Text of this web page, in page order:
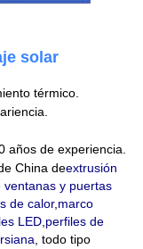
solar
térmico.
años de experiencia.
China deextrusión
ventanas y puertas
de calor,marco
LED,perfiles de
, todo tipo